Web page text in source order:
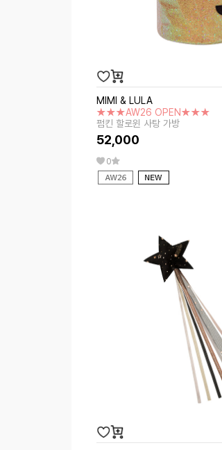
MIMI & LULA
★★★AW26 OPEN★★★
펌킨 할로윈 사탕 가방
52,000
0